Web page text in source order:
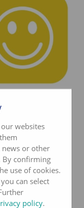
de la culture
websites
news or other
By confirming
use of cookies.
can select
policy.